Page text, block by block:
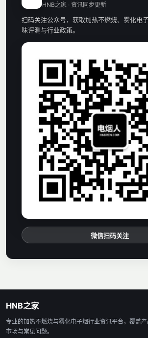
HNB之家 · 资讯同步更新
扫码关注公众号，获取加热不燃烧、雾化电
味评测与行业政策。
微信扫码关注
HNB之家
专业的加热不燃烧与雾化电子烟行业资讯平台，覆盖
市场与常见问题。